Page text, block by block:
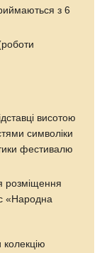
з 6
висотою
символіки
фестивалю
розміщення
«Народна
колекцію